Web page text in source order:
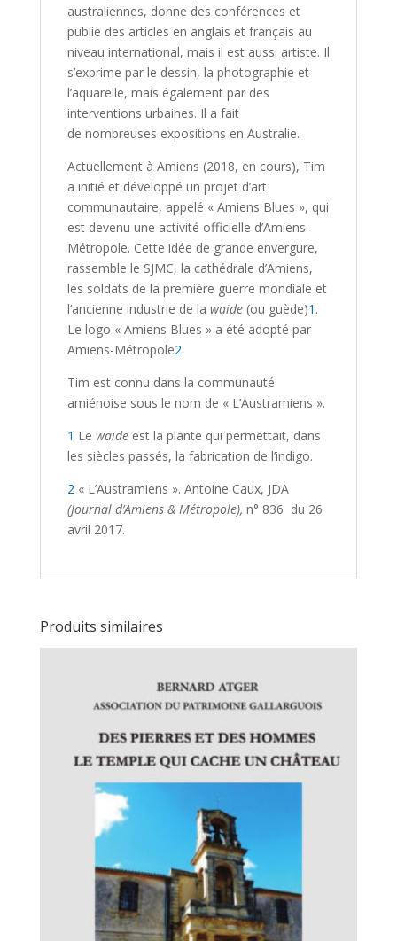
australiennes, donne des conférences et
publie des articles en anglais et français au
niveau international, mais il est aussi artiste. Il
s’exprime par le dessin, la photographie et
l’aquarelle, mais également par des
interventions urbaines. Il a fait
de nombreuses expositions en Australie.
Actuellement à Amiens (2018, en cours), Tim
a initié et développé un projet d’art
communautaire, appelé « Amiens Blues », qui
est devenu une activité officielle d’Amiens-
Métropole. Cette idée de grande envergure,
rassemble le SJMC, la cathédrale d’Amiens,
les soldats de la première guerre mondiale et
l’ancienne industrie de la waide(ou guède)1 .
Le logo « Amiens Blues » a été adopté par
Amiens-Métropole2.
Tim est connu dans la communauté
amiénoise sous le nom de « L’Austramiens ».
1 Le waideest la plante qui permettait, dans
les siècles passés, la fabrication de l’indigo.
2« L’Austramiens ». Antoine Caux, JDA
(Journal d’Amiens & Métropole), n° 836 du 26
avril 2017.
Produits similaires